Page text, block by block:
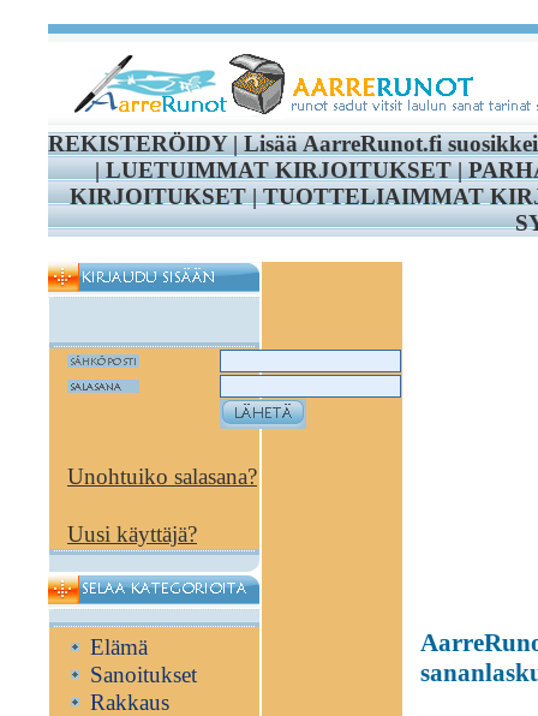
REKISTERÖIDY|Lisää AarreRunot.fi
|LUETUIMMAT KIRJOITUKSET|
KIRJOITUKSET|TUOTTELIAIMMAT
Unohtuiko salasana?
Uusi käyttäjä?
Elämä
Sanoitukset
Rakkaus